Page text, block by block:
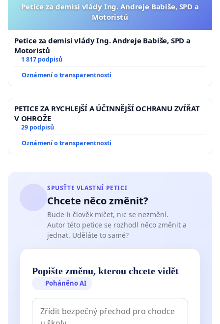
Petice za demisi vlády Ing. Andreje Babiše, SPD a
Motoristů
Petice za demisi vlády Ing. Andreje Babiše, SPD a
Motoristů
1 817 podpisů
Oznámení o transparentnosti
PETICE ZA RYCHLEJŠÍ A ÚČINNĚJŠÍ OCHRANU ZVÍŘAT
V OHROŽE
29 podpisů
Oznámení o transparentnosti
SPUSŤTE VLASTNÍ PETICI
Chcete něco změnit?
Bude-li člověk mlčet, nic se nezmění.
Autor této petice se rozhodl něco změnit a
jednat. Uděláte to samé?
Popište změnu, kterou chcete vidět
Poháněno AI